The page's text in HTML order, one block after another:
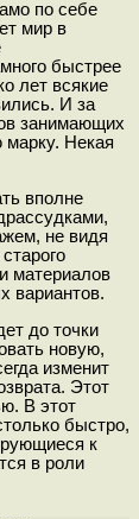
по себе
мир в
быстрее
лет всякие
И за
занимающих
марку. Некая
вполне
не видя
материалов
вариантов.
до точки
новую,
изменит
Этот
В этот
быстро,
к
в роли